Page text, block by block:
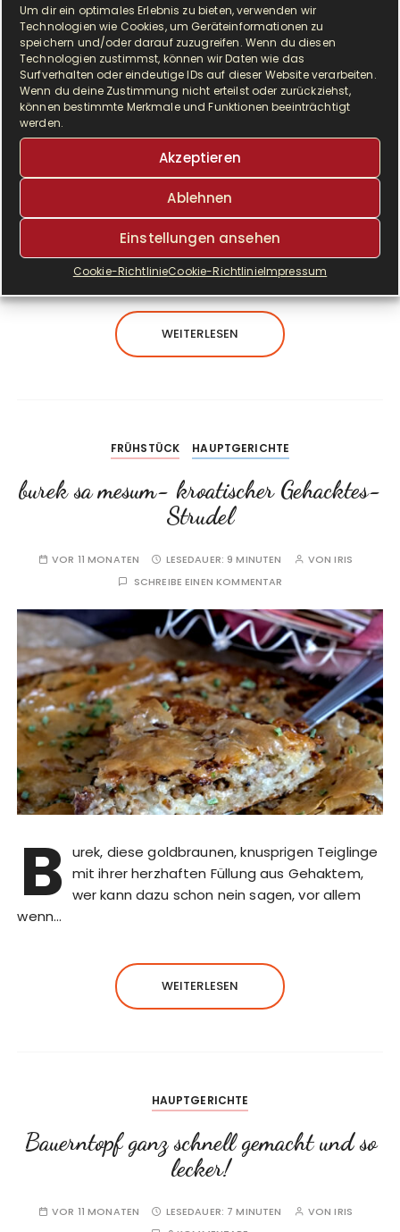
Um dir ein optimales Erlebnis zu bieten, verwenden wir
Technologien wie Cookies, um Geräteinformationen zu
speichern und/oder darauf zuzugreifen. Wenn du diesen
Technologien zustimmst, können wir Daten wie das
Surfverhalten oder eindeutige IDs auf dieser Website verarbeiten.
Wenn du deine Zustimmung nicht erteilst oder zurückziehst,
können bestimmte Merkmale und Funktionen beeinträchtigt
werden.
Akzeptieren
Ablehnen
Einstellungen ansehen
Cookie-RichtlinieCookie-RichtlinieImpressum
V
ergesst die klassische Variante, heute
schmuggeln wir mit einer herbstlichen
Kürbisbolognese eine ordentliche Portion
Herbstglück in den Topf. Der Kürbis…
WEITERLESEN
FRÜHSTÜCK HAUPTGERICHTE
burek sa mesum- kroatischer Gehacktes-
Strudel
VOR 11 MONATEN LESEDAUER: 9 MINUTEN VONIRIS
SCHREIBE EINEN KOMMENTAR
B urek, diese goldbraunen, knusprigen Teiglinge
mit ihrer herzhaften Füllung aus Gehaktem,
wer kann dazu schon nein sagen, vor allem
wenn…
WEITERLESEN
HAUPTGERICHTE
Bauerntopf ganz schnell gemacht und so
lecker!
VOR 11 MONATEN LESEDAUER: 7 MINUTEN VONIRIS